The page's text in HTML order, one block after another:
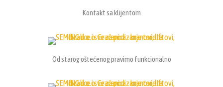
Kontakt sa klijentom
Od starog oštećenog pravimo funkcionalno